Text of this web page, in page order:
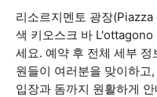
리소르지멘토 광장
색 키오스크 바
세요. 예약 후 전체 세부
원들이 여러분을 맞이하
입장과 돔까지 원활하게